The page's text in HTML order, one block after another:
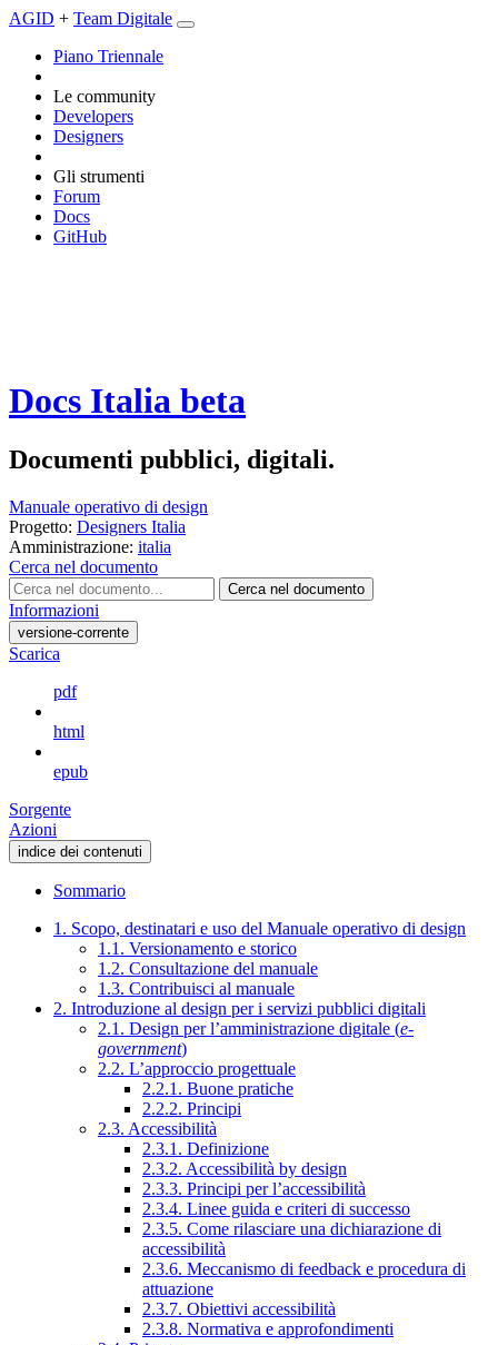
AGID + Team Digitale
Piano Triennale
Le community
Developers
Designers
Gli strumenti
Forum
Docs
GitHub
Docs Italia beta
Documenti pubblici, digitali.
Manuale operativo di design
Progetto: Designers Italia
Amministrazione: italia
Cerca nel documento
Cerca nel documento
Informazioni
versione-corrente
Scarica
pdf
html
epub
Sorgente
Azioni
indice dei contenuti
Sommario
1. Scopo, destinatari e uso del Manuale operativo di design
1.1. Versionamento e storico
1.2. Consultazione del manuale
1.3. Contribuisci al manuale
2. Introduzione al design per i servizi pubblici digitali
2.1. Design per l’amministrazione digitale (e-
government)
2.2. L’approccio progettuale
2.2.1. Buone pratiche
2.2.2. Principi
2.3. Accessibilità
2.3.1. Definizione
2.3.2. Accessibilità by design
2.3.3. Principi per l’accessibilità
2.3.4. Linee guida e criteri di successo
2.3.5. Come rilasciare una dichiarazione di
accessibilità
2.3.6. Meccanismo di feedback e procedura di
attuazione
2.3.7. Obiettivi accessibilità
2.3.8. Normativa e approfondimenti